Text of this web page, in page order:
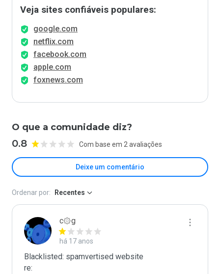
Veja sites confiáveis populares:
google.com
netflix.com
facebook.com
apple.com
foxnews.com
O que a comunidade diz?
0.8 Com base em 2 avaliações
Deixe um comentário
Ordenar por: Recentes
c۞g
há 17 anos
Blacklisted: spamvertised website
re: